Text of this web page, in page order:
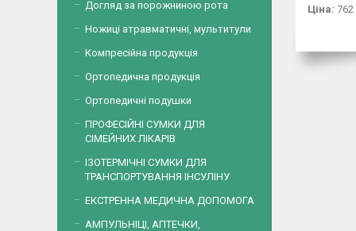
Ціна: 762
Догляд за порожниною рота
Ножиці атравматичні, мультитули
Компресійна продукція
Ортопедична продукція
Ортопедичні подушки
ПРОФЕСІЙНІ СУМКИ ДЛЯ
СІМЕЙНИХ ЛІКАРІВ
ІЗОТЕРМІЧНІ СУМКИ ДЛЯ
ТРАНСПОРТУВАННЯ ІНСУЛІНУ
ЕКСТРЕННА МЕДИЧНА ДОПОМОГА
АМПУЛЬНІЦІ, АПТЕЧКИ,